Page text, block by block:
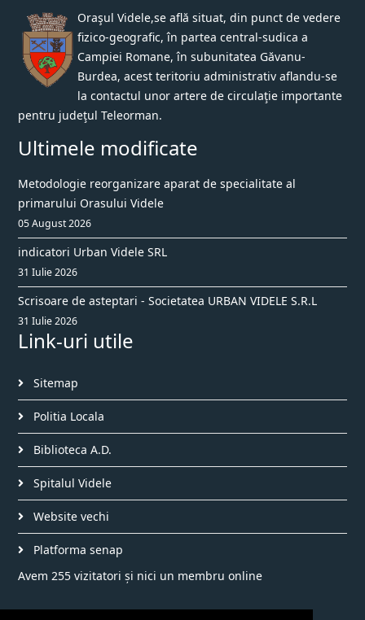
Oraşul Videle,se află situat, din punct de vedere
fizico-geografic, în partea central-sudica a
Campiei Romane, în subunitatea Găvanu-
Burdea, acest teritoriu administrativ aflandu-se
la contactul unor artere de circulaţie importante
pentru judeţul Teleorman.
Ultimele modificate
Metodologie reorganizare aparat de specialitate al
primarului Orasului Videle
05 August 2026
indicatori Urban Videle SRL
31 Iulie 2026
Scrisoare de asteptari - Societatea URBAN VIDELE S.R.L
31 Iulie 2026
Link-uri utile
Sitemap
Politia Locala
Biblioteca A.D.
Spitalul Videle
Website vechi
Platforma senap
Avem 255 vizitatori și nici un membru online